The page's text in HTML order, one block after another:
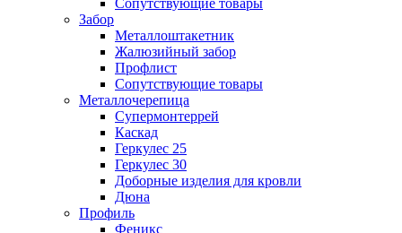
Сопутствующие товары
Забор
Металлоштакетник
Жалюзийный забор
Профлист
Сопутствующие товары
Металлочерепица
Супермонтеррей
Каскад
Геркулес 25
Геркулес 30
Доборные изделия для кровли
Дюна
Профиль
Феникс